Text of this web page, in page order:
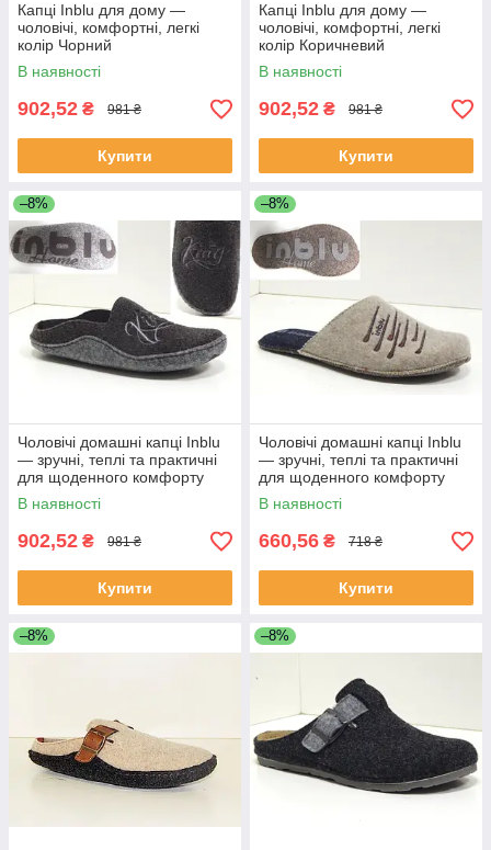
Капці Inblu для дому —
чоловічі, комфортні, легкі
колір Чорний
В наявності
902,52 ₴ 981 ₴
Купити
Капці Inblu для дому —
чоловічі, комфортні, легкі
колір Коричневий
В наявності
902,52 ₴ 981 ₴
Купити
–8%
Чоловічі домашні капці Inblu
— зручні, теплі та практичні
для щоденного комфорту
колір Коричневий
В наявності
902,52 ₴ 981 ₴
Купити
–8%
Чоловічі домашні капці Inblu
— зручні, теплі та практичні
для щоденного комфорту
колір Пісочний
В наявності
660,56 ₴ 718 ₴
Купити
–8% –8%